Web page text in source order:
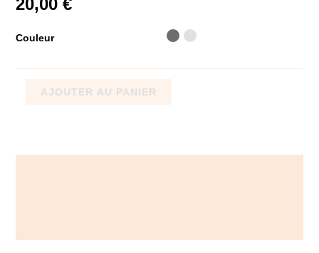
20,00 €
Couleur
AJOUTER AU PANIER